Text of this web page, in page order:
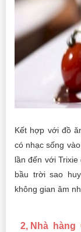
Kết hợp với đồ
có nhạc sống
lần đến với
bầu trời sao
không gian âm
2, Nhà hàng